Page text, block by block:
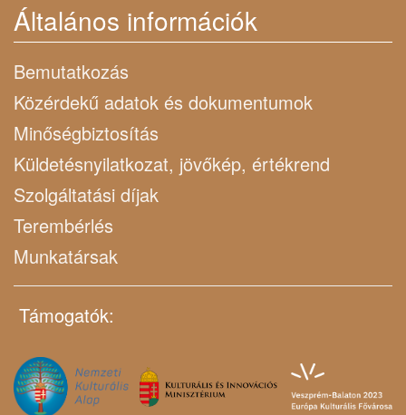
Általános információk
Bemutatkozás
Közérdekű adatok és dokumentumok
Minőségbiztosítás
Küldetésnyilatkozat, jövőkép, értékrend
Szolgáltatási díjak
Terembérlés
Munkatársak
Támogatók: